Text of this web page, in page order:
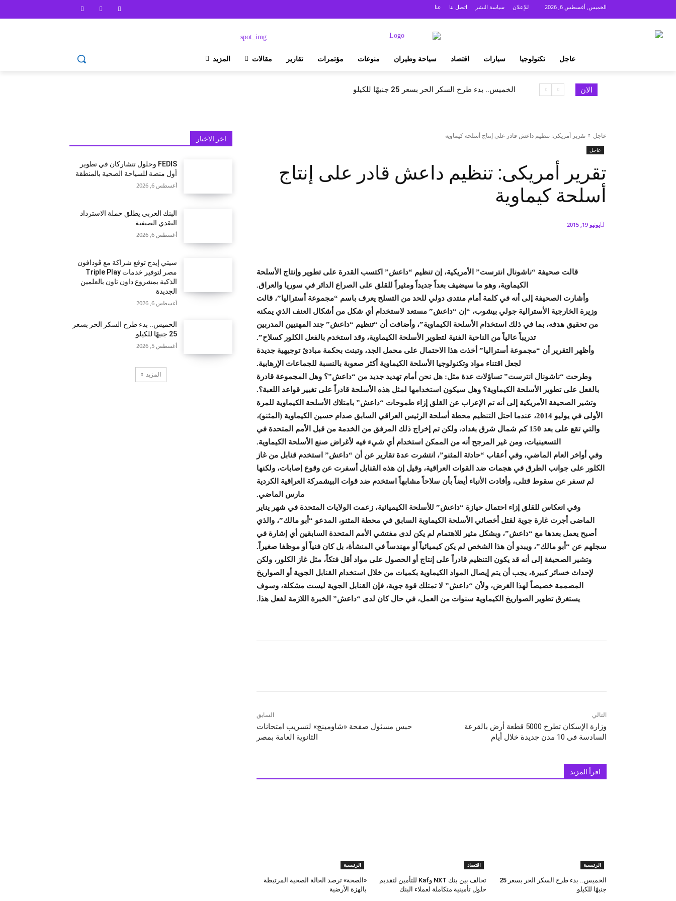
الخميس, أغسطس 6, 2026 عنا اتصل بنا سياسة النشر للإعلان
عاجل تكنولوجيا سيارات اقتصاد سياحة وطيران منوعات مؤتمرات تقارير مقالات المزيد
الان الخميس.. بدء طرح السكر الحر بسعر 25 جنيهًا للكيلو
اخر الاخبار
FEDIS وحلول تتشاركان في تطوير
أول منصة للسياحة الصحية بالمنطقة
أغسطس 6, 2026
البنك العربي يطلق حملة الاسترداد
النقدي الصيفية
أغسطس 6, 2026
سيتي إيدج توقع شراكة مع ڤودافون
مصر لتوفير خدمات Triple Play
الذكية بمشروع داون تاون بالعلمين
الجديدة
أغسطس 6, 2026
الخميس.. بدء طرح السكر الحر بسعر
25 جنيهًا للكيلو
أغسطس 5, 2026
المزيد
عاجل تقرير أمريكى: تنظيم داعش قادر على إنتاج أسلحة كيماوية
عاجل
تقرير أمريكى: تنظيم داعش قادر على إنتاج
أسلحة كيماوية
يونيو 19, 2015
قالت صحيفة “ناشونال انترست” الأمريكية، إن تنظيم “داعش” اكتسب القدرة على تطوير وإنتاج الأسلحة
الكيماوية، وهو ما سيضيف بعداً جديداً ومثيراً للقلق على الصراع الدائر في سوريا والعراق.
وأشارت الصحيفة إلى أنه في كلمة أمام منتدى دولي للحد من التسلح يعرف باسم “مجموعة أستراليا”، قالت
وزيرة الخارجية الأسترالية جولي بيشوب، “إن “داعش” مستعد لاستخدام أي شكل من أشكال العنف الذي يمكنه
من تحقيق هدفه، بما في ذلك استخدام الأسلحة الكيماوية”، وأضافت أن “تنظيم “داعش” جند المهنيين المدربين
تدريباً عالياً من الناحية الفنية لتطوير الأسلحة الكيماوية، وقد استخدم بالفعل الكلور كسلاح”.
وأظهر التقرير أن “مجموعة أستراليا” أخذت هذا الاحتمال على محمل الجد، وتبنت بحكمة مبادئ توجيهية جديدة
لجعل اقتناء مواد وتكنولوجيا الأسلحة الكيماوية أكثر صعوبة بالنسبة للجماعات الإرهابية.
وطرحت “ناشونال انترست” تساؤلات عدة مثل: هل نحن أمام تهديد جديد من “داعش”؟ وهل المجموعة قادرة
بالفعل على تطوير الأسلحة الكيماوية؟ وهل سيكون استخدامها لمثل هذه الأسلحة قادراً على تغيير قواعد اللعبة؟.
وتشير الصحيفة الأمريكية إلى أنه تم الإعراب عن القلق إزاء طموحات “داعش” بامتلاك الأسلحة الكيماوية للمرة
الأولى في يوليو 2014، عندما احتل التنظيم محطة أسلحة الرئيس العراقي السابق صدام حسين الكيماوية (المثنو)،
والتي تقع على بعد 150 كم شمال شرق بغداد، ولكن تم إخراج ذلك المرفق من الخدمة من قبل الأمم المتحدة في
التسعينيات، ومن غير المرجح أنه من الممكن استخدام أي شيء فيه لأغراض صنع الأسلحة الكيماوية.
وفي أواخر العام الماضي، وفي أعقاب “حادثة المثنو”، انتشرت عدة تقارير عن أن “داعش” استخدم قنابل من غاز
الكلور على جوانب الطرق في هجمات ضد القوات العراقية، وقيل إن هذه القنابل أسفرت عن وقوع إصابات، ولكنها
لم تسفر عن سقوط قتلى، وأفادت الأنباء أيضاً بأن سلاحاً مشابهاً استخدم ضد قوات البيشمركة العراقية الكردية
مارس الماضي.
وفي انعكاس للقلق إزاء احتمال حيازة “داعش” للأسلحة الكيميائية، زعمت الولايات المتحدة في شهر يناير
الماضى أجرت غارة جوية لقتل أخصائي الأسلحة الكيماوية السابق في محطة المثنو، المدعو “أبو مالك”، والذي
أصبح يعمل بعدها مع “داعش”، وبشكل مثير للاهتمام لم يكن لدى مفتشي الأمم المتحدة السابقين أي إشارة في
سجلهم عن “أبو مالك”، ويبدو أن هذا الشخص لم يكن كيميائياً أو مهندساً في المنشأة، بل كان فنياً أو موظفا صغيراً.
وتشير الصحيفة إلى أنه قد يكون التنظيم قادراً على إنتاج أو الحصول على مواد أقل فتكاً، مثل غاز الكلور، ولكن
لإحداث خسائر كبيرة، يجب أن يتم إيصال المواد الكيماوية بكميات من خلال استخدام القنابل الجوية أو الصواريخ
المصممة خصيصاً لهذا الغرض، ولأن “داعش” لا تمتلك قوة جوية، فإن القنابل الجوية ليست مشكلة، وسوف
يستغرق تطوير الصواريخ الكيماوية سنوات من العمل، في حال كان لدى “داعش” الخبرة اللازمة لفعل هذا.
السابق
حبس مسئول صفحة «شاومينج» لتسريب امتحانات
الثانوية العامة بمصر
التالي
وزارة الإسكان تطرح 5000 قطعة أرض بالقرعة
السادسة فى 10 مدن جديدة خلال أيام
اقرأ المزيد
الرئيسية
الخميس.. بدء طرح السكر الحر بسعر 25
جنيهًا للكيلو
اقتصاد
تحالف بين بنك NXT وKaf للتأمين لتقديم
حلول تأمينية متكاملة لعملاء البنك
الرئيسية
«الصحة» ترصد الحالة الصحية المرتبطة
بالهزة الأرضية